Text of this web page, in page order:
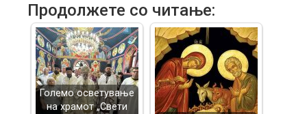
Продолжете со читање:
Големо осветување
на храмот „Свети